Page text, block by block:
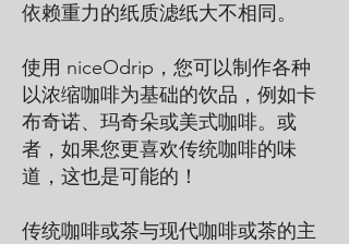
依赖重力的纸质滤纸大不相同。
使用 niceOdrip，您可以制作各种
以浓缩咖啡为基础的饮品，例如卡
布奇诺、玛奇朵或美式咖啡。或
者，如果您更喜欢传统咖啡的味
道，这也是可能的！
传统咖啡或茶与现代咖啡或茶的主